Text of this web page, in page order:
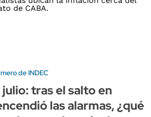
de INDEC
tras el salto en
las alarmas, ¿qué